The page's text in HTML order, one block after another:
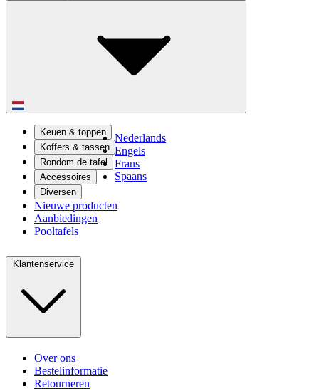
Nederlands
Engels
Frans
Spaans
Keuen & toppen
Koffers & tassen
Rondom de tafel
Accessoires
Diversen
Nieuwe producten
Aanbiedingen
Pooltafels
Klantenservice
Over ons
Bestelinformatie
Retourneren